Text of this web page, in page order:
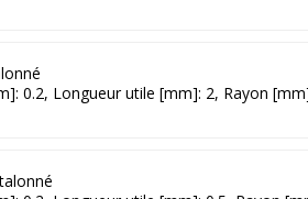
0.2, Longueur utile [mm]: 2, Rayon